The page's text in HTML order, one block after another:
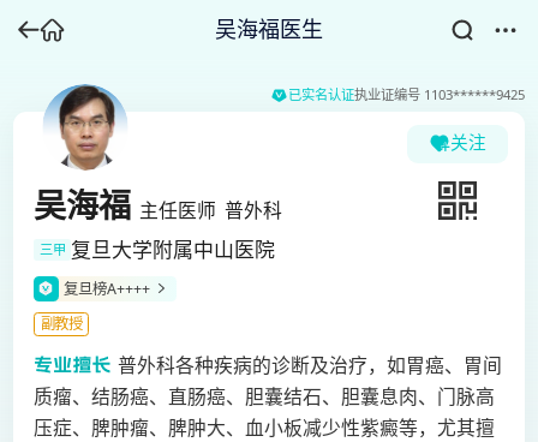
吴海福医生
已实名认证执业证编号 1103******9425
关注
吴海福 主任医师 普外科
三甲 复旦大学附属中山医院
复旦榜A++++
副教授
普外科各种疾病的诊断及治疗，如胃癌、胃间
质瘤、结肠癌、直肠癌、胆囊结石、胆囊息肉、门脉高
压症、脾肿瘤、脾肿大、血小板减少性紫癜等，尤其擅